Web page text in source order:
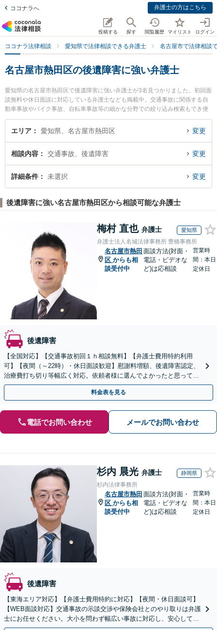
ココナラへ 弁護士の方はこちら
投稿する 探す 閲覧履歴 マイリスト ログイン
ココナラ法律相談 愛知県で法律相談できる弁護士 名古屋市で法律相談
名古屋市熱田区の後遺障害に強い弁護士
愛知県の名古屋市熱田区で後遺障害に強い弁護士が3名見つかりました。初回面
談無料や休日面談に対応している弁護士なども掲載中。交通事故に関係する自
動車事故やバイク事故、自転車事故等の細かな分野での絞り込み検索もでき便
利です。特に弁護士法人名古屋総合法律事務所 金山駅前事務所の田村 淳弁護士
や弁護士法人名古屋総合法律事務所 金山駅前事務所の楠野 翔也弁護士、弁護士
に発生した後遺障害のトラブルを今すぐに弁護士に相談したい』『後遺障害の
トラブル解決の実績豊富な近くの弁護士を検索したい』『初回相談無料で後遺
障害を法律相談できる名古屋市熱田区内の弁護士に相談予約したい』などでお
エリア 愛知県、名古屋市熱田区 変更
相談内容 交通事故、後遺障害 変更
詳細条件 未選択 変更
後遺障害に強い名古屋市熱田区から相談可能な弁護士
梅村 直也 弁護士 愛知県
弁護士法人名城法律事務所 豊橋事務所
名古屋市熱田
区 からも相
談受付中
面談方法(対面・
電話・ビデオな
ど)は応相談
営業時
間：本日
定休日
後遺障害
【全国対応】【交通事故初回１ｈ相談無料】【弁護士費用特約利用
可】【夜間（～22時）・休日面談歓迎】慰謝料増額、後遺障害認定、
治療費打ち切り等幅広く対応。依頼者様に選んでよかったと思っても
らえるよう尽力します。ぜひご相談ください。
料金表を見る
電話でお問い合わせ メールでお問い合わせ
杉内 晨光 弁護士 静岡県
杉内法律事務所
名古屋市熱田
区 からも相
談受付中
面談方法(対面・
電話・ビデオな
ど)は応相談
営業時
間：本日
定休日
後遺障害
【東海エリア対応】【弁護士費用特約に対応】【夜間・休日面談可】
【WEB面談対応】交通事故の示談交渉や保険会社とのやり取りは弁護
士にお任せください。大小を問わず幅広い事故に対応し、安心して治
療に専念できるようサポートいたします。